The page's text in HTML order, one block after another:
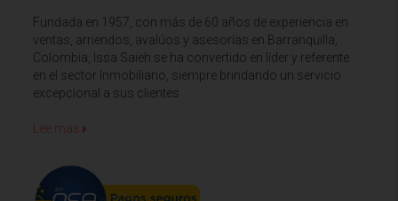
Fundada en 1957, con más de 60 años de experiencia en
ventas, arriendos, avalúos y asesorías en Barranquilla,
Colombia, Issa Saieh se ha convertido en líder y referente
en el sector Inmobiliario, siempre brindando un servicio
excepcional a sus clientes
Lee mas